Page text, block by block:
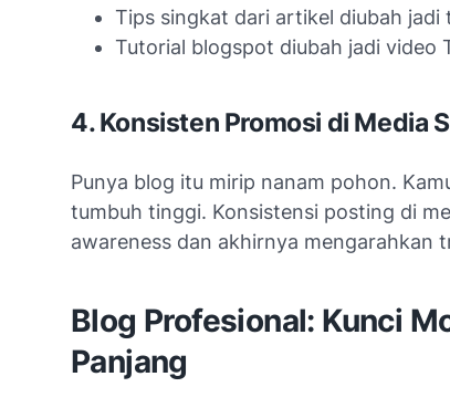
Tips singkat dari artikel diubah
Tutorial blogspot diubah jadi video
4. Konsisten Promosi di Media
Punya blog itu mirip nanam pohon.
tumbuh tinggi. Konsistensi posting di
awareness dan akhirnya mengarahkan
Blog Profesional: Kunci
Panjang